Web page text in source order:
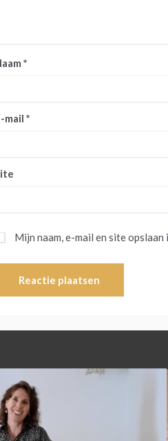
*
mail *
Mijn naam, e-mail en site